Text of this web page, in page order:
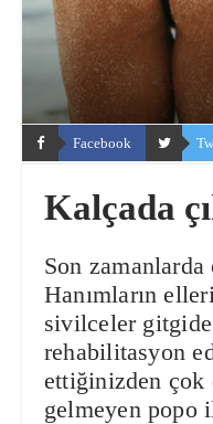
Facebook
Kalçada
Son
Hanımların
sivilceler gitgide
rehabilitasyon
ettiğinizden çok
gelmeyen